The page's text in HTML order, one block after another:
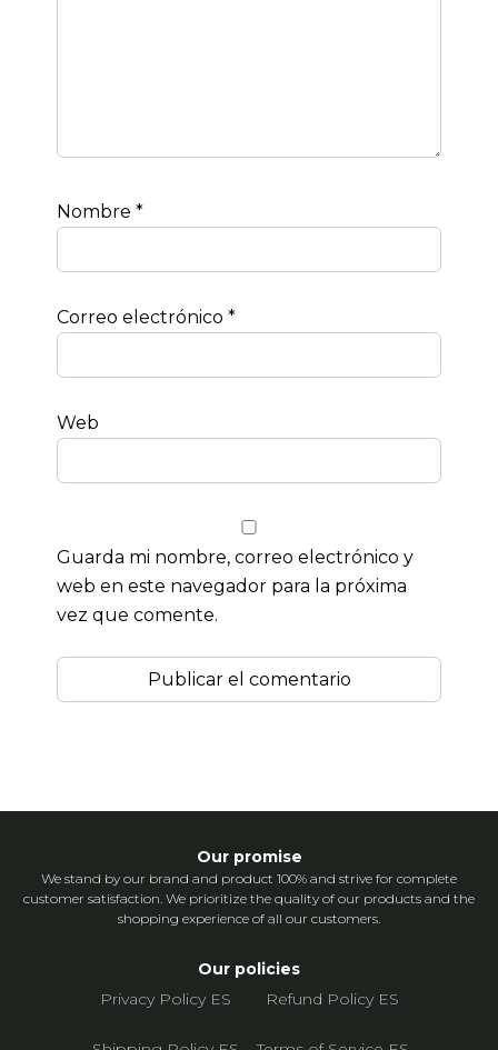
Nombre *
Correo electrónico *
Web
Guarda mi nombre, correo electrónico y
web en este navegador para la próxima
vez que comente.
Our promise
We stand by our brand and product 100% and strive for complete
customer satisfaction. We prioritize the quality of our products and the
shopping experience of all our customers.
Our policies
Privacy Policy ES
Refund Policy ES